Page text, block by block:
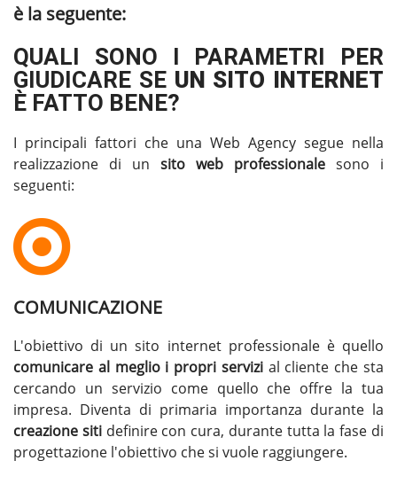
è la seguente:
QUALI SONO I PARAMETRI PER
GIUDICARE SEUN SITO INTERNET
È FATTO BENE?
I principali fattori che una Web Agency segue nella
realizzazione di un sito web professionale sono i
seguenti:
COMUNICAZIONE
L'obiettivo di un sito internet professionale è quello
comunicare al meglio i propri servizial cliente che sta
cercando un servizio come quello che offre la tua
impresa. Diventa di primaria importanza durante la
creazione sitidefinire con cura, durante tutta la fase di
progettazione l'obiettivo che si vuole raggiungere.